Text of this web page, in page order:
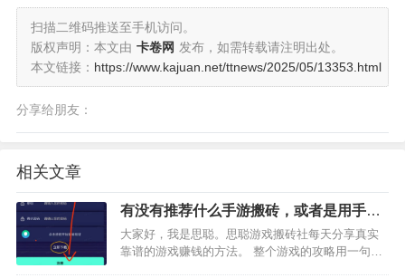
扫描二维码推送至手机访问。
版权声明：本文由 卡卷网 发布，如需转载请注明出处。
本文链接： https://www.kajuan.net/ttnews/2025/05/13353.html
分享给朋友：
相关文章
有没有推荐什么手游搬砖，或者是用手机
就能做的工作能日入100左右就好了?
大家好，我是思聪。思聪游戏搬砖社每天分享真实
靠谱的游戏赚钱的方法。 整个游戏的攻略用一句话